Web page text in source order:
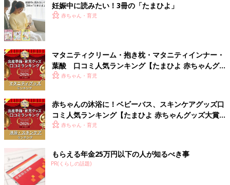
てほしいです」
「義両親にお中元・お歳暮は形として毎年しています。そのたび
に「親子でそんな気を遣わなくていい」と言われますが、他人行
儀と思われるくらいでいいので、一定の距離を保ち続けるために
贈っています。そのほうが、義両親も私に距離をおくかな、と期
待をこめて…」
「実母、義母が物をもらってもしょうがないので『いらない』と
言っています。結婚して１～２年は送ってましたが、何を贈るの
考えるのがもう大変で…、『いらない』と言ってくれて良かった
です」
「デパートのお歳暮・お中元売り場が嫌いです。混んでいて、時
間ばかりがかかって…。うちの場合は通販サイトのセールの時に
お店を変えつつ、いっぱい回り、倍率を上げ、ポイントを稼いで
妊娠中に読みたい！3冊の「たまひよ」
赤ちゃん・育児
マタニティクリーム・抱き枕・マタニティインナー・
葉酸 口コミ人気ランキング【たまひよ 赤ちゃんグ
ッズ大賞2026】
赤ちゃん・育児
赤ちゃんの沐浴に！ベビーバス、スキンケアグッズ口
コミ人気ランキング【たまひよ 赤ちゃんグッズ大賞
2026】
赤ちゃん・育児
もらえる年金25万円以下の人が知るべき事
PR(くらしの話題)